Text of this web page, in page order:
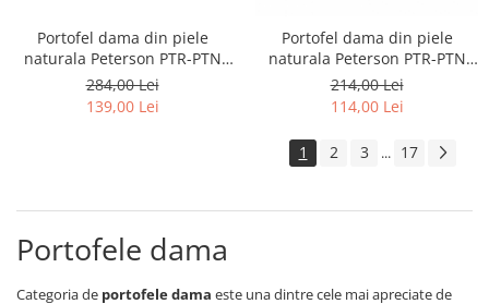
Portofel dama din piele
naturala Peterson PTR-PTN
MC-411-2107 R-B
284,00 Lei
139,00 Lei
Portofel dama din piele
naturala Peterson PTR-PTN
RD-AL5617-GCL-RE
214,00 Lei
114,00 Lei
1 2 3 ... 17
Portofele dama
Categoria de portofele dama este una dintre cele mai apreciate de